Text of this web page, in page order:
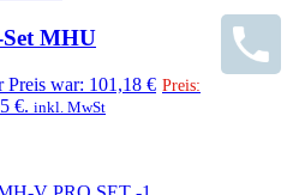
MHU
Preis war: 101,18 € Preis:
€. inkl. MwSt